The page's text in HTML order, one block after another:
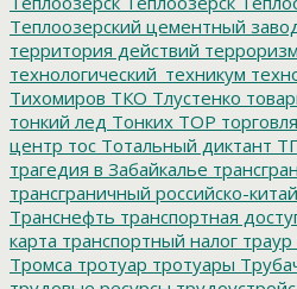
Теплоозерский цементный
территория действий терроризм
технологический_техникум
Тихомиров ТКО Тлустенко
тонкий лед Тонких ТОР торговля
центр тос Тотальный диктант
трагедия в Забайкалье
трансграничный российско-
Транснефть транспортная
карта транспортный налог траур
Тромса тротуар тротуары